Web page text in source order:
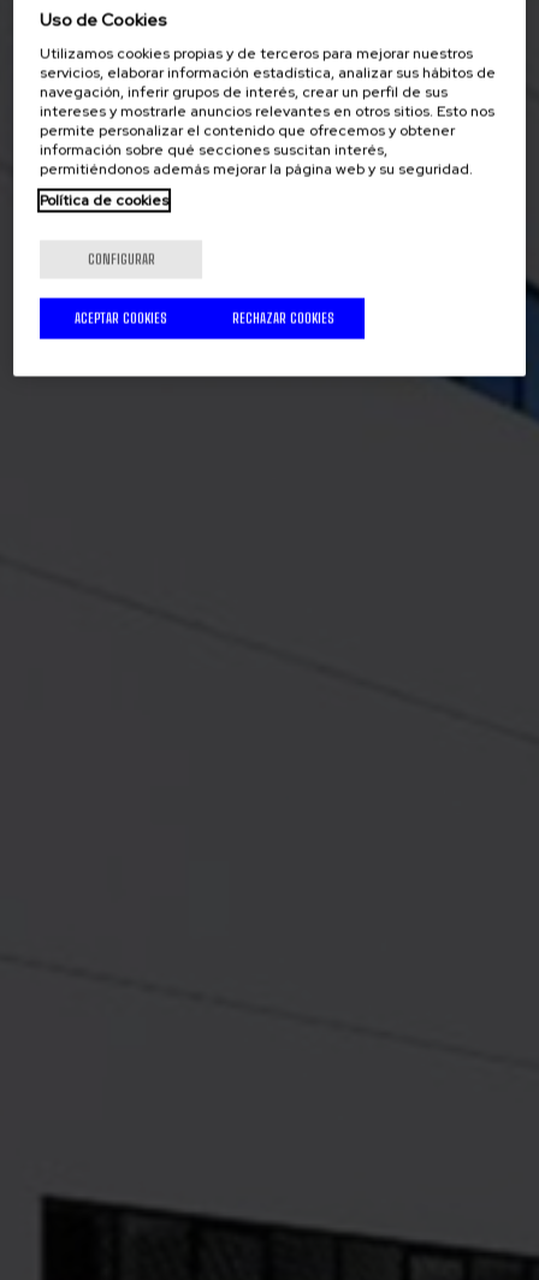
Uso de Cookies
Utilizamos cookies propias y de terceros para mejorar nuestros
servicios, elaborar información estadística, analizar sus hábitos de
navegación, inferir grupos de interés, crear un perfil de sus
intereses y mostrarle anuncios relevantes en otros sitios. Esto nos
permite personalizar el contenido que ofrecemos y obtener
información sobre qué secciones suscitan interés,
permitiéndonos además mejorar la página web y su seguridad.
Política de cookies
CONFIGURAR
RECHAZAR COOKIES
ACEPTAR COOKIES